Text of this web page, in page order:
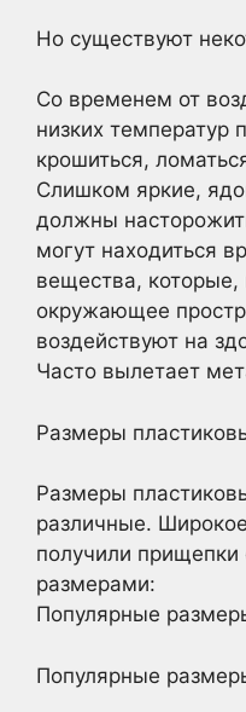
Но существуют
Со временем от
низких температур
крошиться,
Слишком яркие,
должны
могут находиться
вещества, которые,
окружающее
воздействуют на
Часто вылетает
Размеры
Размеры
различные.
получили
размерами:
Популярные
Популярные